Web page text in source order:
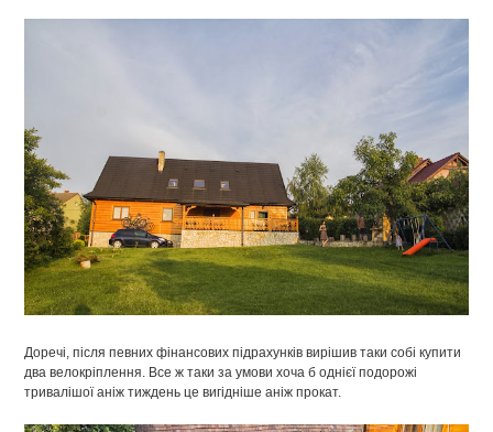
Доречі, після певних фінансових підрахунків вирішив таки собі купити
два велокріплення. Все ж таки за умови хоча б однієї подорожі
тривалішої аніж тиждень це вигідніше аніж прокат.